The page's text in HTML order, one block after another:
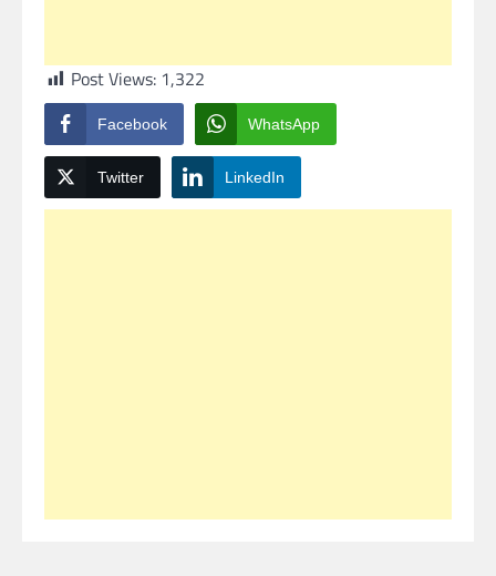
Post Views: 1,322
Facebook WhatsApp
Twitter LinkedIn